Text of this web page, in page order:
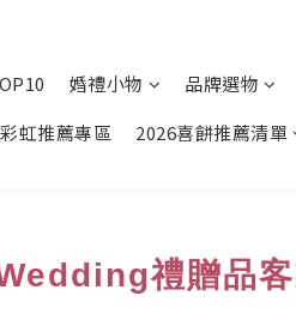
婚禮小物 品牌選物
虹推薦專區 2026喜餅推薦清單
禮贈品客